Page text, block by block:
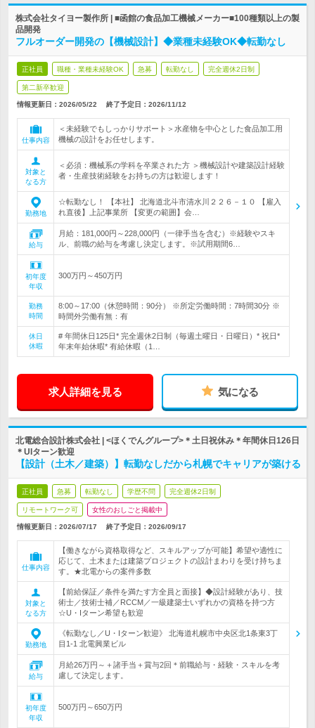
株式会社タイヨー製作所 | ■函館の食品加工機械メーカー■100種類以上の製
品開発
フルオーダー開発の【機械設計】◆業種未経験OK◆転勤なし
正社員 職種・業種未経験OK 急募 転勤なし 完全週休2日制
第二新卒歓迎
情報更新日：2026/05/22 終了予定日： 2026/11/12
仕事内容
＜未経験でもしっかりサポート＞水産物を中心とした食品加工用
機械の設計をお任せします。
対象と
なる方
＜必須：機械系の学科を卒業された方 ＞機械設計や建築設計経験
者・生産技術経験をお持ちの方は歓迎します！
勤務地
☆転勤なし！ 【本社】 北海道北斗市清水川２２６－１０ 【雇入
れ直後】上記事業所 【変更の範囲】会…
給与
月給：181,000円～228,000円（一律手当を含む）※経験やスキ
ル、前職の給与を考慮し決定します。※試用期間6…
初年度
年収
300万円～450万円
勤務
時間
8:00～17:00（休憩時間：90分） ※所定労働時間：7時間30分 ※
時間外労働有無：有
休日
休暇
# 年間休日125日* 完全週休2日制（毎週土曜日・日曜日）* 祝日*
年末年始休暇* 有給休暇（1…
求人詳細を見る 気になる
北電総合設計株式会社 | <ほくでんグループ>＊土日祝休み＊年間休日126日
＊UIターン歓迎
【設計（土木／建築）】転勤なしだから札幌でキャリアが築ける
正社員 急募 転勤なし 学歴不問 完全週休2日制
リモートワーク可 女性のおしごと掲載中
情報更新日：2026/07/17 終了予定日： 2026/09/17
仕事内容
【働きながら資格取得など、スキルアップが可能】希望や適性に
応じて、土木または建築プロジェクトの設計まわりを受け持ちま
す。★北電からの案件多数
対象と
なる方
【前給保証／条件を満たす方全員と面接】◆設計経験があり、技
術士／技術士補／RCCM／一級建築士いずれかの資格を持つ方
☆U・Iターン希望も歓迎
勤務地
《転勤なし／U・Iターン歓迎》 北海道札幌市中央区北1条東3丁
目1-1 北電興業ビル
給与
月給26万円～＋諸手当＋賞与2回＊前職給与・経験・スキルを考
慮して決定します。
初年度
年収
500万円～650万円